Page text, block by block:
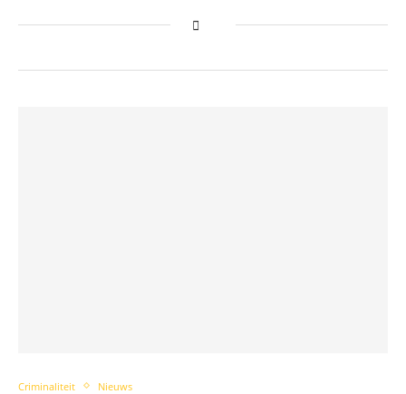
Criminaliteit Nieuws